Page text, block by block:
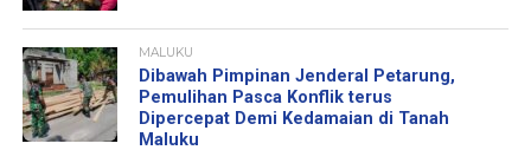
MALUKU
Dibawah Pimpinan Jenderal Petarung,
Pemulihan Pasca Konflik terus
Dipercepat Demi Kedamaian di Tanah
Maluku